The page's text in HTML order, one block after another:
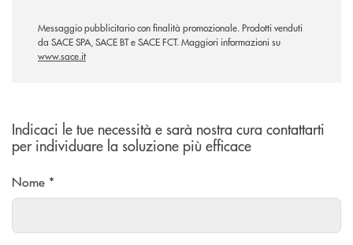
Messaggio pubblicitario con finalità promozionale. Prodotti venduti
da SACE SPA, SACE BT e SACE FCT. Maggiori informazioni su
www.sace.it
Indicaci le tue necessità e sarà nostra cura contattarti
per individuare la soluzione più efficace
Nome *